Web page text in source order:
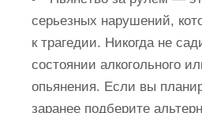
серьезных нарушений,
к трагедии. Никогда не
состоянии алкогольного
опьянения. Если вы
заранее подберите